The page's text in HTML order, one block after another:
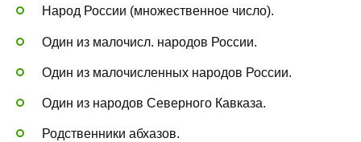
Народ России (множественное число).
Один из малочисл. народов России.
Один из малочисленных народов России.
Один из народов Северного Кавказа.
Родственники абхазов.